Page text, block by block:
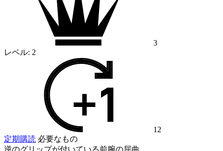
3
レベル: 2
12
定期購読 必要なもの
逆のグリップが付いている前腕の屈曲